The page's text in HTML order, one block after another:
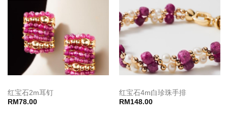
红宝石2m耳钉
RM 78.00
红宝石4m白珍珠手排
RM 148.00